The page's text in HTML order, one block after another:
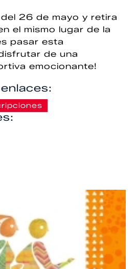
26 de mayo y retira
el mismo lugar de la
pasar esta
de una
emocionante!